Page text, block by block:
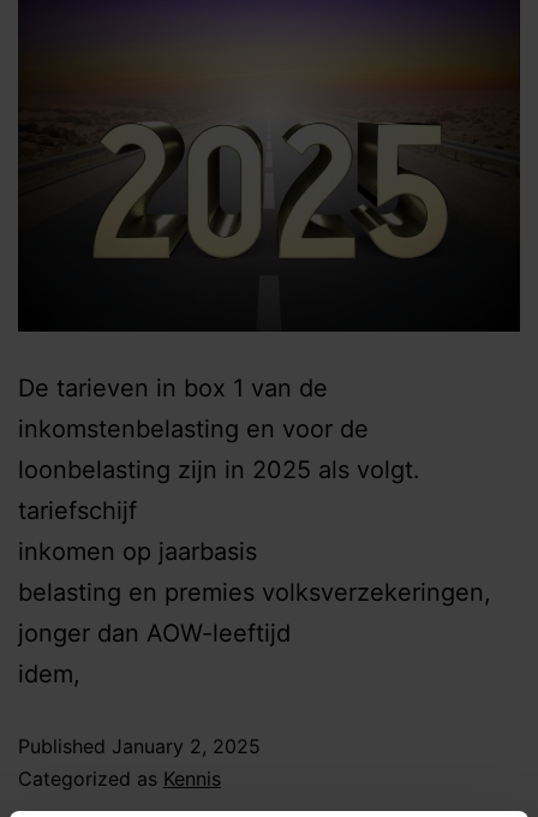
De tarieven in box 1 van de
inkomstenbelasting en voor de
loonbelasting zijn in 2025 als volgt.
tariefschijf
inkomen op jaarbasis
belasting en premies volksverzekeringen,
jonger dan AOW-leeftijd
idem,
Published January 2, 2025
Categorized as Kennis